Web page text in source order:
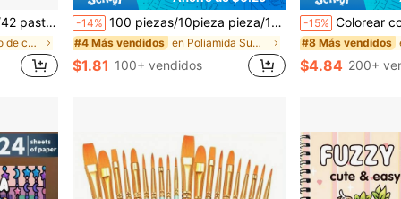
para el regreso a la escuela, útiles escolares
en Desafío de colorear Suministros de pintura y di
-14% 100 piezas/10pieza pieza/10 piezas Bolígrafos de arte con ganchos para pinceles de madera, adecuados para líneas de contorno en pintura artística
#4 Más vendidos en Poliamida Suministros de pintura y dibujo
$1.81 100+ vendidos
-15% Colorear conchas marinas: Un libro de colorear para adultos cómodo y relajante, 24 páginas de dibujos tranquilos,
#8 Más vendidos
$4.84 200+